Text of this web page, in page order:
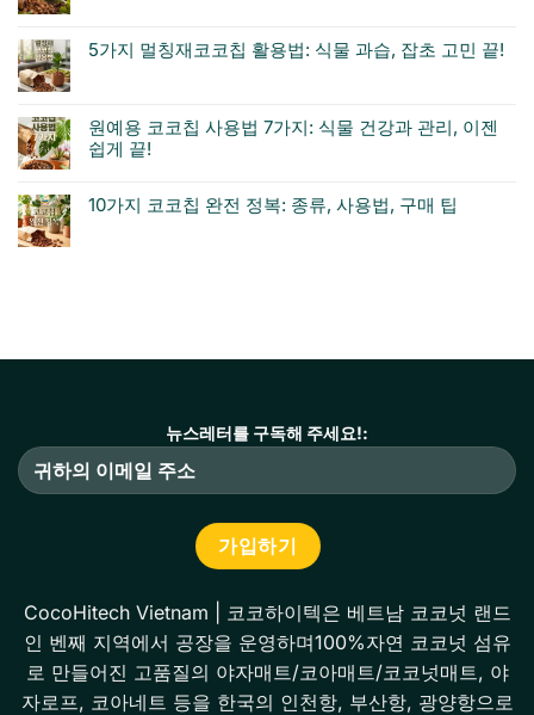
5가지 멀칭재코코칩 활용법: 식물 과습, 잡초 고민 끝!
원예용 코코칩 사용법 7가지: 식물 건강과 관리, 이젠
쉽게 끝!
10가지 코코칩 완전 정복: 종류, 사용법, 구매 팁
뉴스레터를 구독해 주세요!:
CocoHitech Vietnam | 코코하이텍은 베트남 코코넛 랜드
인 벤째 지역에서 공장을 운영하며100%자연 코코넛 섬유
로 만들어진 고품질의 야자매트/코아매트/코코넛매트, 야
자로프, 코아네트 등을 한국의 인천항, 부산항, 광양항으로